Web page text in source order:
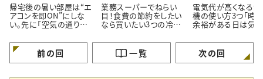
帰宅後の暑い部屋は“エ
アコンを即ON”にしな
い。先に「空気の通り
業務スーパーでねらい
目！食費の節約をしたい
なら買いたい3つの冷凍
電気代が高くなる
機の使い方3つ「時
余裕がある日は気
前の回 一覧 次の回